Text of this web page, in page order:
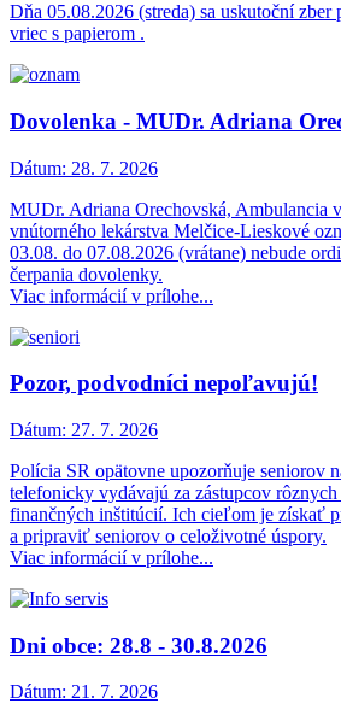
Dňa 05.08.2026 (streda) sa uskutoční zber
vriec s papierom .
Dovolenka - MUDr. Adriana
Dátum: 28. 7. 2026
MUDr. Adriana Orechovská, Ambulancia
vnútorného lekárstva Melčice-Lieskové
03.08. do 07.08.2026 (vrátane) nebude
čerpania dovolenky.
Viac informácií v prílohe...
Pozor, podvodníci nepoľavujú!
Dátum: 27. 7. 2026
Polícia SR opätovne upozorňuje seniorov
telefonicky vydávajú za zástupcov
finančných inštitúcií. Ich cieľom je získať
a pripraviť seniorov o celoživotné úspory.
Viac informácií v prílohe...
Dni obce: 28.8 - 30.8.2026
Dátum: 21. 7. 2026